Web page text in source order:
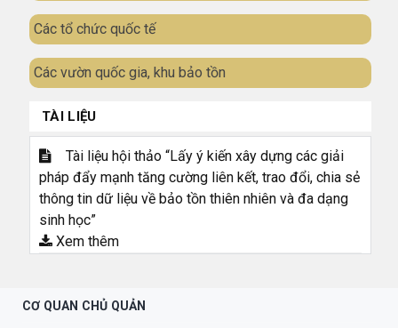
Các tổ chức quốc tế
Các vườn quốc gia, khu bảo tồn
TÀI LIỆU
Tài liệu hội thảo “Lấy ý kiến xây dựng các giải
pháp đẩy mạnh tăng cường liên kết, trao đổi, chia sẻ
thông tin dữ liệu về bảo tồn thiên nhiên và đa dạng
sinh học”
Xem thêm
CƠ QUAN CHỦ QUẢN